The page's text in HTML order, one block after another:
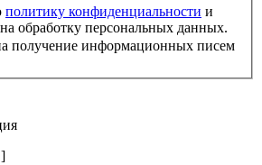
политику конфиденциальности и
обработку персональных данных.
получение информационных писем